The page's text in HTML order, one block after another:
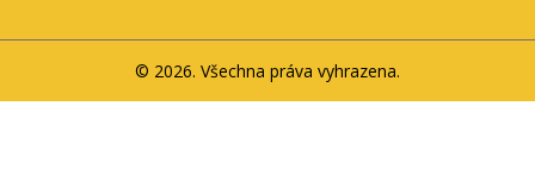
© 2026. Všechna práva vyhrazena.